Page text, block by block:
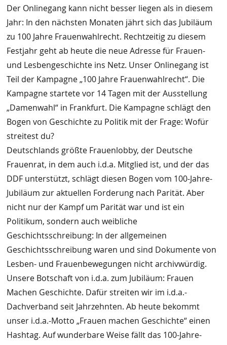
Der Onlinegang kann nicht besser liegen als in diesem
Jahr: In den nächsten Monaten jährt sich das Jubiläum
zu 100 Jahre Frauenwahlrecht. Rechtzeitig zu diesem
Festjahr geht ab heute die neue Adresse für Frauen-
und Lesbengeschichte ins Netz. Unser Onlinegang ist
Teil der Kampagne „100 Jahre Frauenwahlrecht“. Die
Kampagne startete vor 14 Tagen mit der Ausstellung
„Damenwahl“ in Frankfurt. Die Kampagne schlägt den
Bogen von Geschichte zu Politik mit der Frage: Wofür
streitest du?
Deutschlands größte Frauenlobby, der Deutsche
Frauenrat, in dem auch i.d.a. Mitglied ist, und der das
DDF unterstützt, schlägt diesen Bogen vom 100-Jahre-
Jubiläum zur aktuellen Forderung nach Parität. Aber
nicht nur der Kampf um Parität war und ist ein
Politikum, sondern auch weibliche
Geschichtsschreibung: In der allgemeinen
Geschichtsschreibung waren und sind Dokumente von
Lesben- und Frauenbewegungen nicht archivwürdig.
Unsere Botschaft von i.d.a. zum Jubiläum: Frauen
Machen Geschichte. Dafür streiten wir im i.d.a.-
Dachverband seit Jahrzehnten. Ab heute bekommt
unser i.d.a.-Motto „Frauen machen Geschichte“ einen
Hashtag. Auf wunderbare Weise fällt das 100-Jahre-